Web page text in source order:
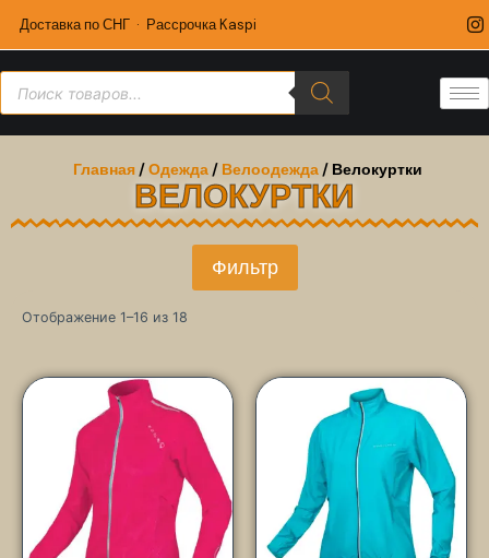
Доставка по СНГ · Рассрочка Kaspi
Главная/Одежда/ Велоодежда/ Велокуртки
ВЕЛОКУРТКИ
Фильтр
Отображение 1–16 из 18